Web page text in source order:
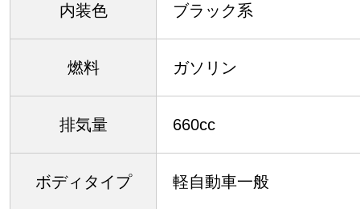
内装色 ブラック系
燃料 ガソリン
排気量 660cc
ボディタイプ 軽自動車一般